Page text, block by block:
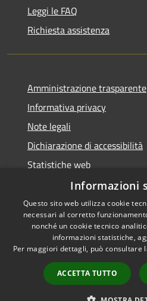
Leggi le FAQ
Richiesta assistenza
Amministrazione trasparente
Informativa privacy
Note legali
Dichiarazione di accessibilità
Statistiche web
Accessibilità
Privacy
Mappa del sito
Informazioni
Questo sito web utilizza cookie
necessari al corretto
nonché un cookie tecnico
informazioni statistiche,
Per maggiori dettagli, può consultare
ACCETTA TUTTO